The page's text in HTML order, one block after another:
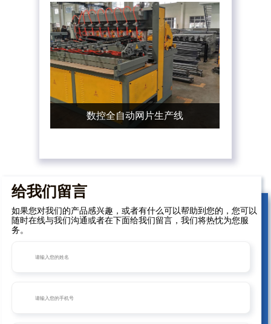
数控全自动网片生产线
给我们留言
如果您对我们的产品感兴趣，或者有什么可以帮助到您的，您可以
随时在线与我们沟通或者在下面给我们留言，我们将热忱为您服
务。